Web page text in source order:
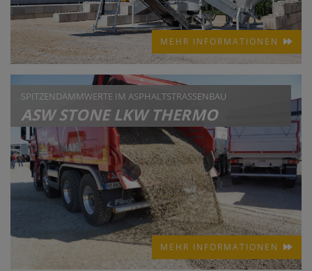
MEHR INFORMATIONEN
SPITZENDÄMMWERTE IM ASPHALTSTRASSENBAU
ASW STONE LKW THERMO
MEHR INFORMATIONEN